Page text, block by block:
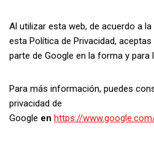
Al utilizar esta web, de acuerdo a
esta Política de Privacidad,
parte de Google en la forma y para
Para más información, puedes
privacidad de
Google en https://